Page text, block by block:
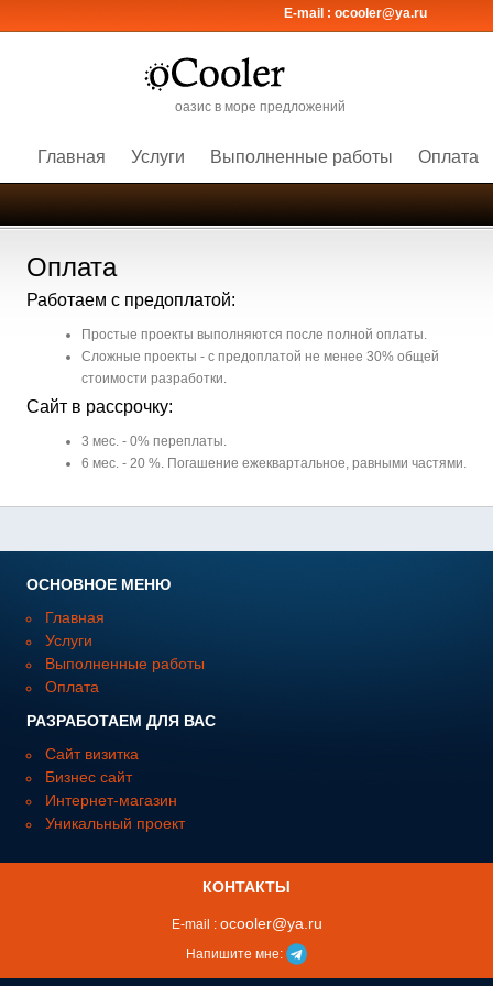
E-mail : ocooler@ya.ru
оазис в море предложений
Главная Услуги Выполненные работы Оплата
Оплата
Работаем с предоплатой:
Простые проекты выполняются после полной оплаты.
Сложные проекты - с предоплатой не менее 30% общей
стоимости разработки.
Сайт в рассрочку:
3 мес. - 0% переплаты.
6 мес. - 20 %. Погашение ежеквартальное, равными частями.
ОСНОВНОЕ МЕНЮ
Главная
Услуги
Выполненные работы
Оплата
РАЗРАБОТАЕМ ДЛЯ ВАС
Сайт визитка
Бизнес сайт
Интернет-магазин
Уникальный проект
КОНТАКТЫ
E-mail : ocooler@ya.ru
Напишите мне: